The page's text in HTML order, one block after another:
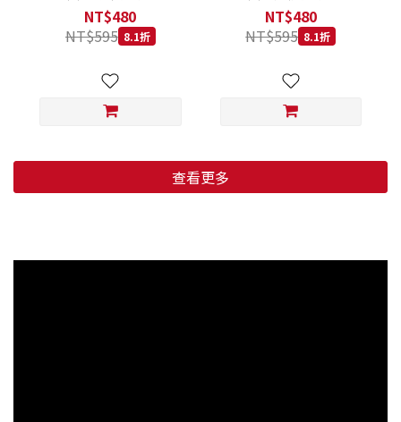
低穀鱈魚甜橙 小顆粒 800G
NT$480
NT$595 8.1折
羊肉藍莓 小顆粒 800G
NT$480
NT$595 8.1折
查看更多